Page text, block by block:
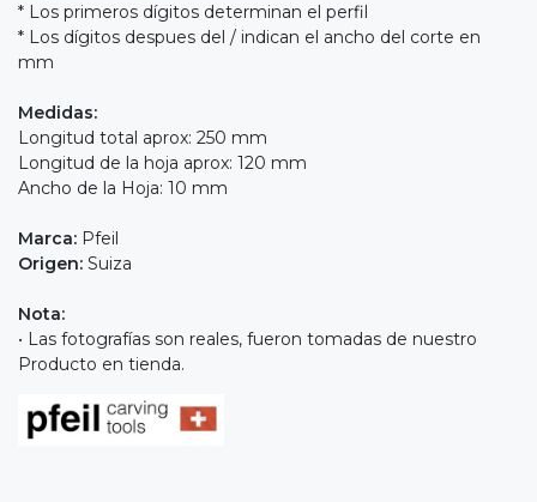
* Los primeros dígitos determinan el perfil
* Los dígitos despues del / indican el ancho del corte en
mm
Medidas:
Longitud total aprox: 250 mm
Longitud de la hoja aprox: 120 mm
Ancho de la Hoja: 10 mm
Marca: Pfeil
Origen: Suiza
Nota:
• Las fotografías son reales, fueron tomadas de nuestro
Producto en tienda.